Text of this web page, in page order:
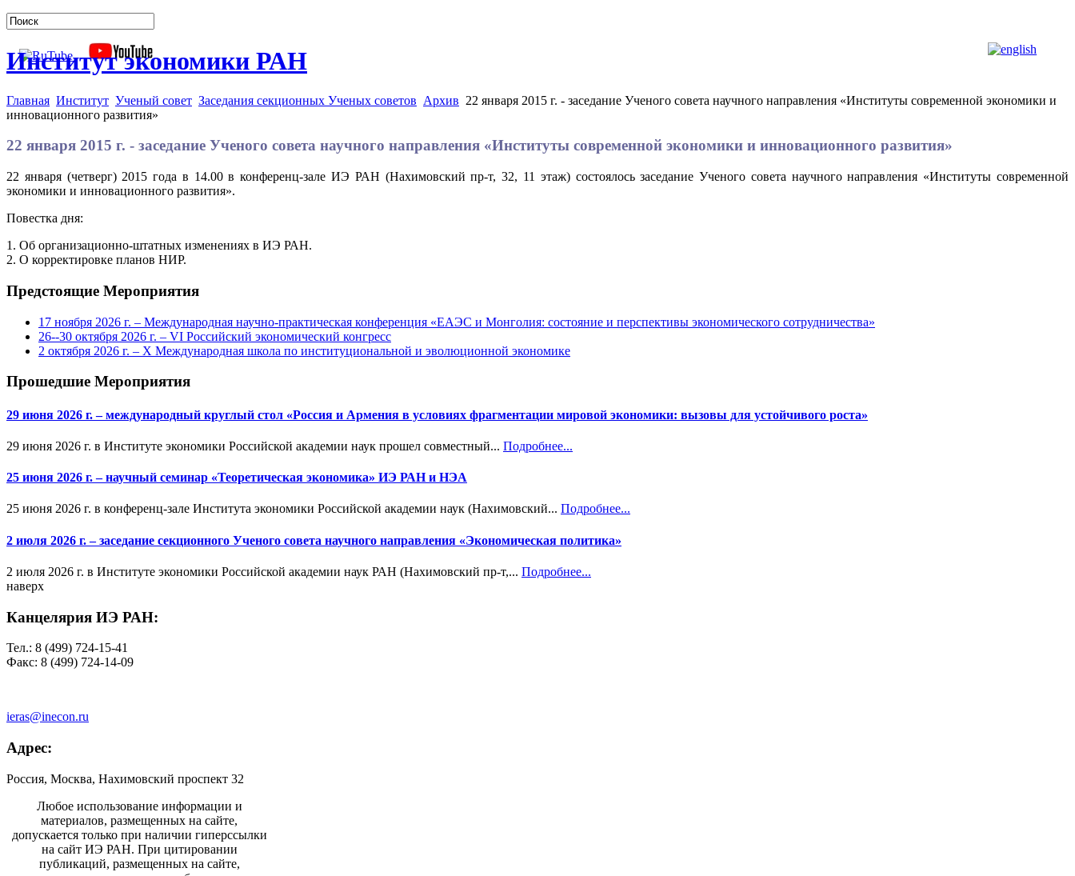
Институт экономики РАН
Главная Институт Ученый совет Заседания секционных Ученых советов Архив 22 января 2015 г. - заседание Ученого совета научного направления «Институты современной экономики и
инновационного развития»
22 января 2015 г. - заседание Ученого совета научного направления «Институты современной экономики и инновационного развития»
22 января (четверг) 2015 года в 14.00 в конференц-зале ИЭ РАН (Нахимовский пр-т, 32, 11 этаж) состоялось заседание Ученого совета научного направления «Институты современной
экономики и инновационного развития».
Повестка дня:
1. Об организационно-штатных изменениях в ИЭ РАН.
2. О корректировке планов НИР.
Предстоящие Мероприятия
17 ноября 2026 г. – Международная научно-практическая конференция «ЕАЭС и Монголия: состояние и перспективы экономического сотрудничества»
26--30 октября 2026 г. – VI Российский экономический конгресс
2 октября 2026 г. – X Международная школа по институциональной и эволюционной экономике
Прошедшие Мероприятия
29 июня 2026 г. – международный круглый стол «Россия и Армения в условиях фрагментации мировой экономики: вызовы для устойчивого роста»
29 июня 2026 г. в Институте экономики Российской академии наук прошел совместный... Подробнее...
25 июня 2026 г. – научный семинар «Теоретическая экономика» ИЭ РАН и НЭА
25 июня 2026 г. в конференц-зале Института экономики Российской академии наук (Нахимовский... Подробнее...
2 июля 2026 г. – заседание секционного Ученого совета научного направления «Экономическая политика»
2 июля 2026 г. в Институте экономики Российской академии наук РАН (Нахимовский пр-т,... Подробнее...
наверх
Канцелярия ИЭ РАН:
Тел.: 8 (499) 724-15-41
Факс: 8 (499) 724-14-09
ieras@inecon.ru
Адрес:
Россия, Москва, Нахимовский проспект 32
Любое использование информации и
материалов, размещенных на сайте,
допускается только при наличии гиперссылки
на сайт ИЭ РАН. При цитировании
публикаций, размещенных на сайте,